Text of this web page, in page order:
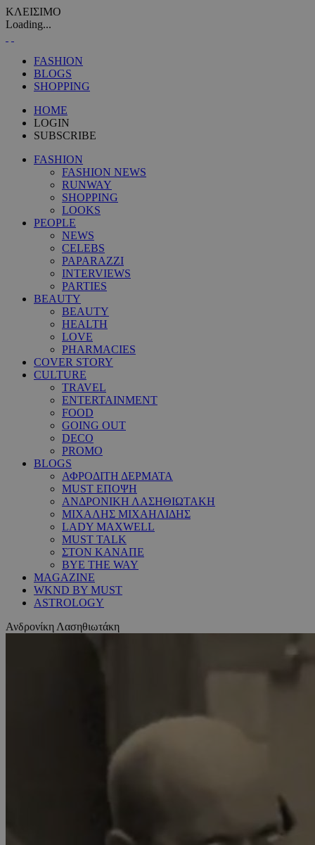
ΚΛΕΙΣΙΜΟ
Loading...
FASHION
BLOGS
SHOPPING
HOME
LOGIN
SUBSCRIBE
FASHION
FASHION NEWS
RUNWAY
SHOPPING
LOOKS
PEOPLE
NEWS
CELEBS
PAPARAZZI
INTERVIEWS
PARTIES
BEAUTY
BEAUTY
HEALTH
LOVE
PHARMACIES
COVER STORY
CULTURE
TRAVEL
ENTERTAINMENT
FOOD
GOING OUT
DECO
PROMO
BLOGS
ΑΦΡΟΔΙΤΗ ΔΕΡΜΑΤΑ
MUST ΕΠΟΨΗ
ΑΝΔΡΟΝΙΚΗ ΛΑΣΗΘΙΩΤΑΚΗ
ΜΙΧΑΛΗΣ ΜΙΧΑΗΛΙΔΗΣ
LADY MAXWELL
MUST TALK
ΣΤΟΝ ΚΑΝΑΠΕ
BYE THE WAY
MAGAZINE
WKND BY MUST
ASTROLOGY
Ανδρονίκη Λασηθιωτάκη